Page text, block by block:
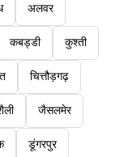
अलवर
कबड्डी कुश्ती
चित्तौड़गढ़
जैसलमेर
डूंगरपुर